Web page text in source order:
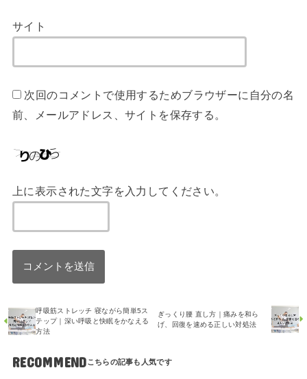
サイト
次回のコメントで使用するためブラウザーに自分の名
前、メールアドレス、サイトを保存する。
上に表示された文字を入力してください。
呼吸筋ストレッチ 寝ながら簡単5ス
テップ｜深い呼吸と快眠をかなえる
方法
ぎっくり腰 直し方｜痛みを和ら
げ、回復を速める正しい対処法
RECOMMEND